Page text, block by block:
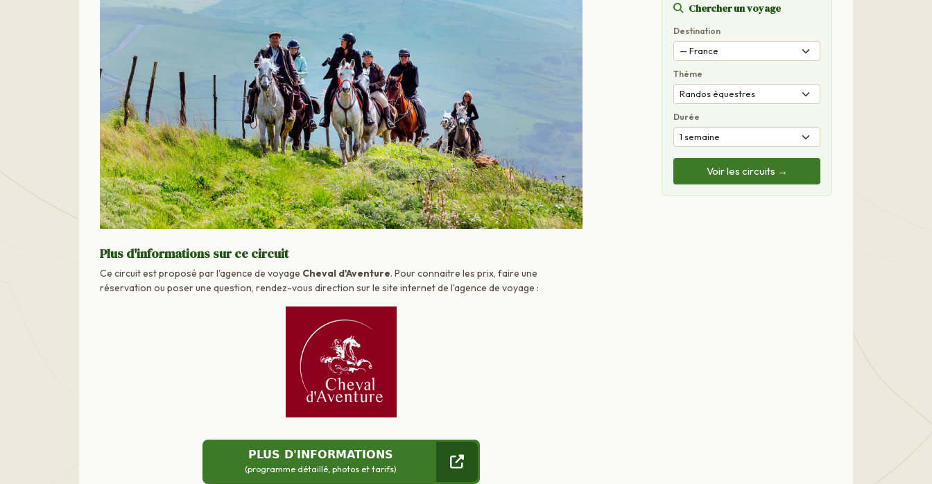
Plus d'informations sur ce circuit
Ce circuit est proposé par l'agence de voyage Cheval d'Aventure. Pour connaitre les prix, faire une
réservation ou poser une question, rendez-vous direction sur le site internet de l'agence de voyage :
PLUS D'INFORMATIONS
(programme détaillé, photos et tarifs)
Chercher un voyage
Destination
Thème
Durée
Voir les circuits →